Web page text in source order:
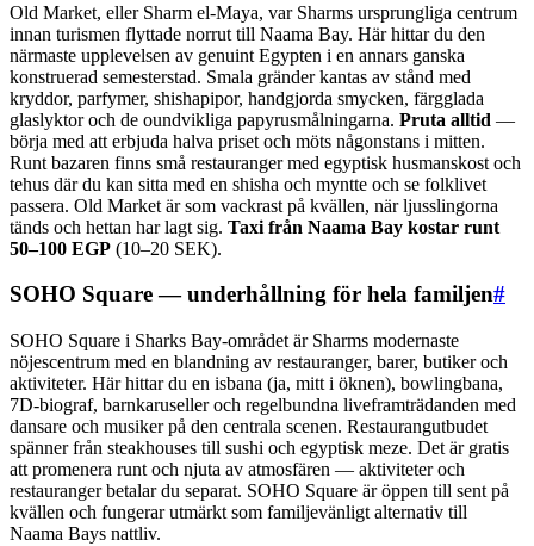
Old Market, eller Sharm el-Maya, var Sharms ursprungliga centrum
innan turismen flyttade norrut till Naama Bay. Här hittar du den
närmaste upplevelsen av genuint Egypten i en annars ganska
konstruerad semesterstad. Smala gränder kantas av stånd med
kryddor, parfymer, shishapipor, handgjorda smycken, färgglada
glaslyktor och de oundvikliga papyrusmålningarna. Pruta alltid —
börja med att erbjuda halva priset och möts någonstans i mitten.
Runt bazaren finns små restauranger med egyptisk husmanskost och
tehus där du kan sitta med en shisha och myntte och se folklivet
passera. Old Market är som vackrast på kvällen, när ljusslingorna
tänds och hettan har lagt sig. Taxi från Naama Bay kostar runt
50–100 EGP (10–20 SEK).
SOHO Square — underhållning för hela familjen#
SOHO Square i Sharks Bay-området är Sharms modernaste
nöjescentrum med en blandning av restauranger, barer, butiker och
aktiviteter. Här hittar du en isbana (ja, mitt i öknen), bowlingbana,
7D-biograf, barnkaruseller och regelbundna liveframträdanden med
dansare och musiker på den centrala scenen. Restaurangutbudet
spänner från steakhouses till sushi och egyptisk meze. Det är gratis
att promenera runt och njuta av atmosfären — aktiviteter och
restauranger betalar du separat. SOHO Square är öppen till sent på
kvällen och fungerar utmärkt som familjevänligt alternativ till
Naama Bays nattliv.